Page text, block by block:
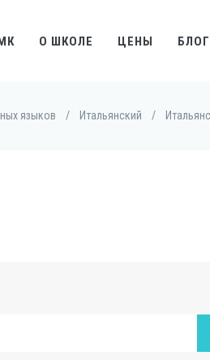
О ШКОЛЕ ЦЕНЫ БЛОГ
языков / Итальянский /